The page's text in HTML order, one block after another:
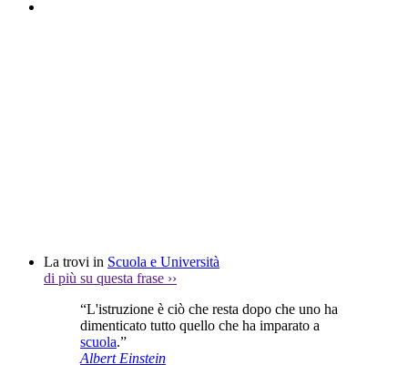
La trovi in Scuola e Università
di più su questa frase ››
“L'istruzione è ciò che resta dopo che uno ha
dimenticato tutto quello che ha imparato a
scuola.”
Albert Einstein